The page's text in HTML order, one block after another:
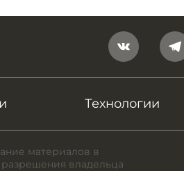
Технологии
материалов в
владельца